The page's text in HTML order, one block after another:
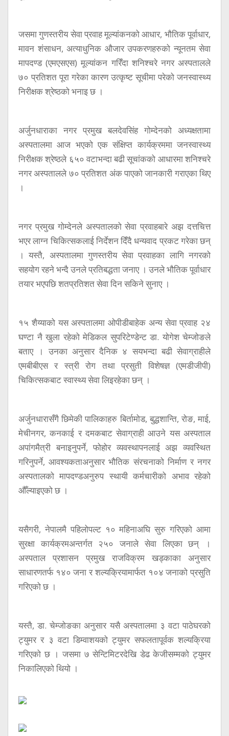
जसमा गुणस्तरीय सेवा प्रवाह मूल्यांकनको आधार, भौतिक पूर्वाधार,
मावन शंसाधन, अत्याधुनिक औजार उपकरणहरुको न्यूनतम सेवा
मापदण्ड (एमएसएस) मूल्यांकन गरिँदा शनिश्चरे नगर अस्पतालले
७० प्रतिशत पूरा गरेका कारण उत्कृष्ट सूचीमा परेको जनस्वास्थ्य
निरीक्षक श्रेष्ठको भनाइ छ ।
अर्जुनधाराका नगर प्रमुख बलदेवसिंह गोम्देनको अध्यक्षतामा
अस्पतालमा आज भएको एक संक्षिप्त कार्यक्रममा जनस्वास्थ्य
निरीक्षक श्रेष्ठले ६५० वटाभन्दा बढी सूचांकको आधारमा शनिश्चरे
नगर अस्पतालले ७० प्रतिशत अंक पाएको जानकारी गराएका थिए
।
नगर प्रमुख गोम्देनले अस्पतालको सेवा प्रवाहबारे अझ दत्तचित्त
भएर लाग्न चिकित्सकलाई निर्देशन दिँदै धन्यवाद प्रकट गरेका छन्
। यस्तै, अस्पतालमा गुणस्तरीय सेवा प्रवाहका लागि नगरको
सहयोग रहने भन्दै उनले प्रतिबद्धता जनाए । उनले भौतिक पूर्वाधार
तयार भएपछि शतप्रतिशत सेवा दिन सकिने सुनाए ।
१५ शैय्याको यस अस्पतालमा ओपीडीबाहेक अन्य सेवा प्रवाह २४
घण्टा नै खुला रहेको मेडिकल सुपरिटेण्डेन्ट डा. योगेश चेम्जोङले
बताए । उनका अनुसार दैनिक ४ सयभन्दा बढी सेवाग्राहीले
एमबीबीएस र स्त्री रोग तथा प्रसुती विशेषज्ञ (एमडीजीपी)
चिकित्सकबाट स्वास्थ्य सेवा लिइरहेका छन् ।
अर्जुनधारासँगै छिमेकी पालिकाहरु बिर्तामोड, बुद्धशान्ति, रोङ, माई,
मेचीनगर, कनकाई र दमकबाट सेवाग्राही आउने यस अस्पताल
अपांगमैत्री बनाइनुपर्ने, फोहोर व्यवस्थापनलाई अझ व्यवस्थित
गरिनुपर्ने, आवश्यकताअनुसार भौतिक संरचनाको निर्माण र नगर
अस्पतालको मापदण्डअनुरुप स्थायी कर्मचारीको अभाव रहेको
औँल्याइएको छ ।
यसैगरी, नेपालमै पहिलोपल्ट १० महिनाअघि सुरु गरिएको आमा
सुरक्षा कार्यक्रमअन्तर्गत २५० जनाले सेवा लिएका छन् ।
अस्पताल प्रशासन प्रमुख राजविक्रम खड्काका अनुसार
साधारणतर्फ १४० जना र शल्यक्रियामार्फत १०४ जनाको प्रसुति
गरिएको छ ।
यस्तै, डा. चेम्जोङका अनुसार यसै अस्पतालमा ३ वटा पाठेघरको
ट्युमर र ३ वटा डिम्वाशयको ट्युमर सफलतापूर्वक शल्यक्रिया
गरिएको छ । जसमा ७ सेन्टिमिटरदेखि डेढ केजीसम्मको ट्युमर
निकालिएको थियो ।